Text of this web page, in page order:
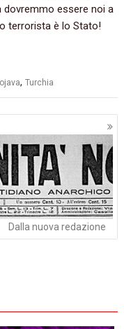
dovremmo essere noi a
terrorista è lo Stato‭!‬
,Turchia
Dalla nuova redazione